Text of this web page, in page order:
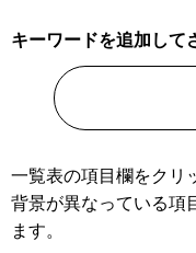
キーワードを追加して
一覧表の項目欄をクリ
背景が異なっている項
ます。